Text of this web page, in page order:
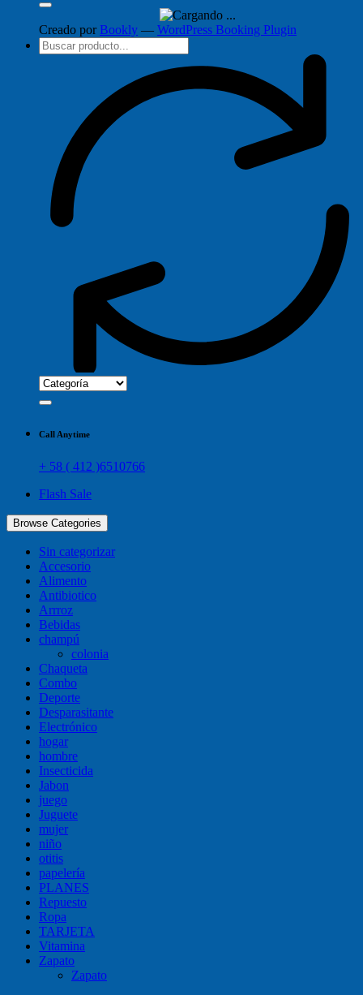
Creado por Bookly — WordPress Booking Plugin
Call Anytime
+ 58 ( 412 )6510766
Flash Sale
Browse Categories
Sin categorizar
Accesorio
Alimento
Antibiotico
Arrroz
Bebidas
champú
colonia
Chaqueta
Combo
Deporte
Desparasitante
Electrónico
hogar
hombre
Insecticida
Jabon
juego
Juguete
mujer
niño
otitis
papelería
PLANES
Repuesto
Ropa
TARJETA
Vitamina
Zapato
Zapato